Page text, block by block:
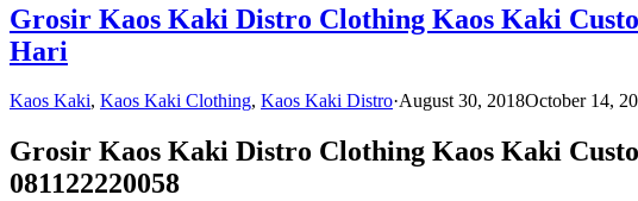
Grosir Kaos Kaki Distro Clothing Kaos Kaki
Hari
Kaos Kaki, Kaos Kaki Clothing, Kaos Kaki Distro·August 30, 2018October 14,
Grosir Kaos Kaki Distro Clothing Kaos Kaki
081122220058